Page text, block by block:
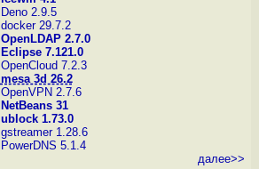
Deno 2.9.5
docker 29.7.2
OpenLDAP 2.7.0
Eclipse 7.121.0
OpenCloud 7.2.3
mesa 3d 26.2
OpenVPN 2.7.6
NetBeans 31
ublock 1.73.0
gstreamer 1.28.6
PowerDNS 5.1.4
далее>>